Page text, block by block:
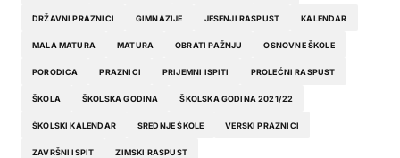
DRŽAVNI PRAZNICI GIMNAZIJE JESENJI RASPUST KALENDAR
MALA MATURA MATURA OBRATI PAŽNJU OSNOVNE ŠKOLE
PORODICA PRAZNICI PRIJEMNI ISPITI PROLEĆNI RASPUST
ŠKOLA ŠKOLSKA GODINA ŠKOLSKA GODINA 2021/22
ŠKOLSKI KALENDAR SREDNJE ŠKOLE VERSKI PRAZNICI
ZAVRŠNI ISPIT ZIMSKI RASPUST